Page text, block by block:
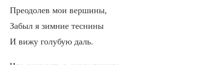
Преодолев мои вершины,
Забыл я зимние теснины
И вижу голубую даль.